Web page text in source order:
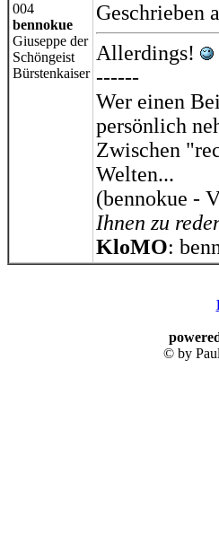
004
bennokue
Giuseppe der
Schöngeist
Bürstenkaiser
Geschrieben
Allerdings!
------
Wer einen
persönlich
Zwischen
Welten...
(bennokue -
Ihnen zu
KloMO:
© by